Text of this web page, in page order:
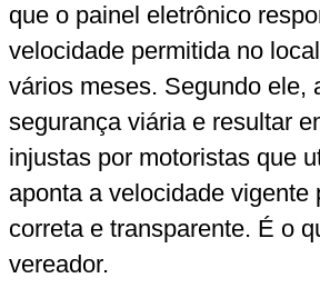
que o painel eletrônico
velocidade permitida no
vários meses. Segundo ele,
segurança viária e resultar
injustas por motoristas que
aponta a velocidade
correta e transparente. É o
vereador.